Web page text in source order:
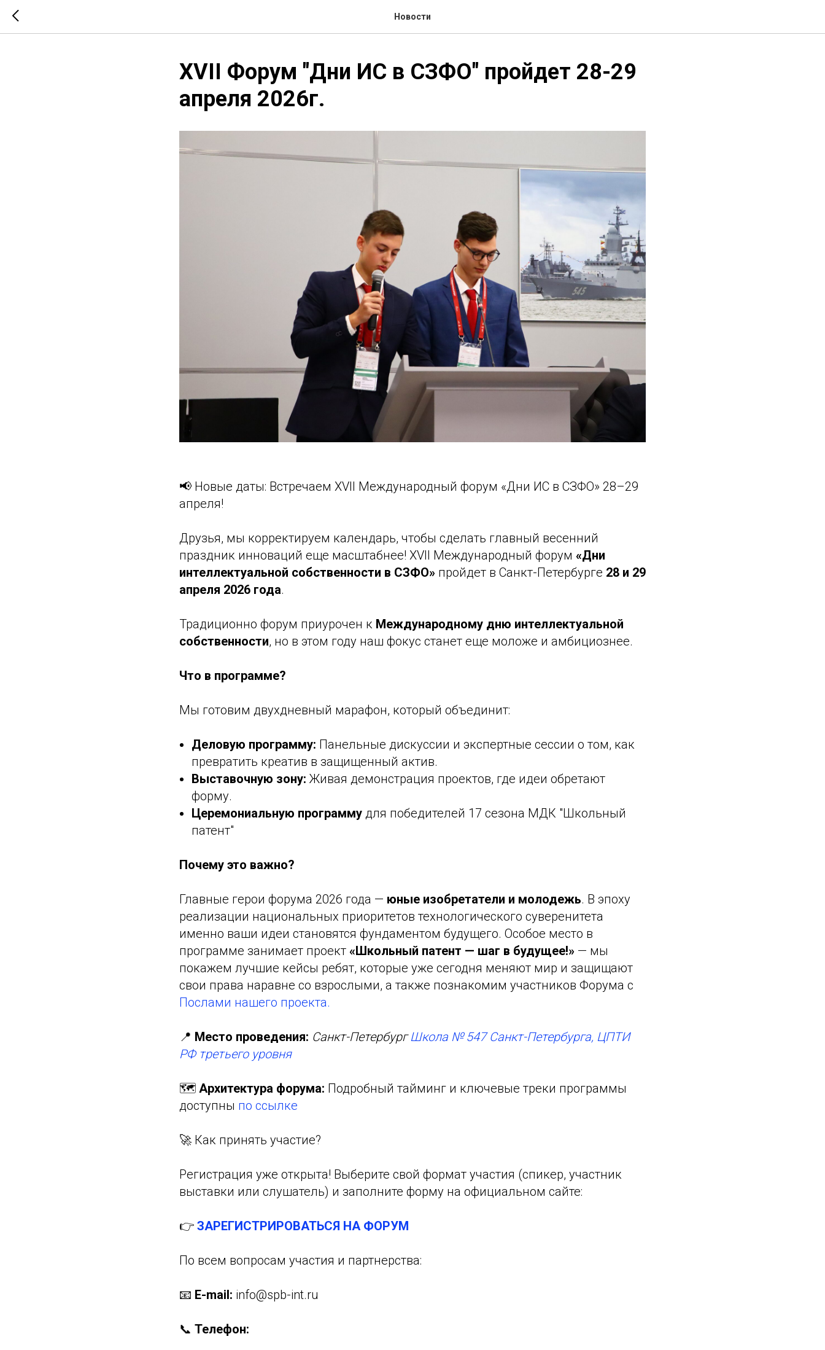
Новости
XVII Форум "Дни ИС в СЗФО" пройдет 28-29
апреля 2026г.
📢 Новые даты: Встречаем XVII Международный форум «Дни ИС в СЗФО» 28–29
апреля!
Друзья, мы корректируем календарь, чтобы сделать главный весенний
праздник инноваций еще масштабнее! XVII Международный форум «Дни
интеллектуальной собственности в СЗФО» пройдет в Санкт-Петербурге 28 и 29
апреля 2026 года.
Традиционно форум приурочен к Международному дню интеллектуальной
собственности, но в этом году наш фокус станет еще моложе и амбициознее.
Что в программе?
Мы готовим двухдневный марафон, который объединит:
Деловую программу: Панельные дискуссии и экспертные сессии о том, как
превратить креатив в защищенный актив.
Выставочную зону: Живая демонстрация проектов, где идеи обретают
форму.
Церемониальную программу для победителей 17 сезона МДК "Школьный
патент"
Почему это важно?
Главные герои форума 2026 года — юные изобретатели и молодежь. В эпоху
реализации национальных приоритетов технологического суверенитета
именно ваши идеи становятся фундаментом будущего. Особое место в
программе занимает проект «Школьный патент — шаг в будущее!» — мы
покажем лучшие кейсы ребят, которые уже сегодня меняют мир и защищают
свои права наравне со взрослыми, а также познакомим участников Форума с
Послами нашего проекта.
📍 Место проведения: Санкт-ПетербургШкола № 547 Санкт-Петербурга, ЦПТИ
РФ третьего уровня
🗺 Архитектура форума: Подробный тайминг и ключевые треки программы
доступны по ссылке
🚀 Как принять участие?
Регистрация уже открыта! Выберите свой формат участия (спикер, участник
выставки или слушатель) и заполните форму на официальном сайте:
👉 ЗАРЕГИСТРИРОВАТЬСЯ НА ФОРУМ
По всем вопросам участия и партнерства:
📧 E-mail: info@spb-int.ru
📞 Телефон: